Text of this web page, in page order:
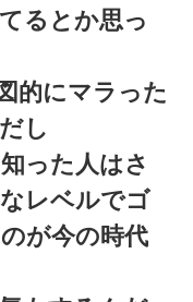
るとか思っ
的にマラった
し
った人はさ
レベルでゴ
が今の時代